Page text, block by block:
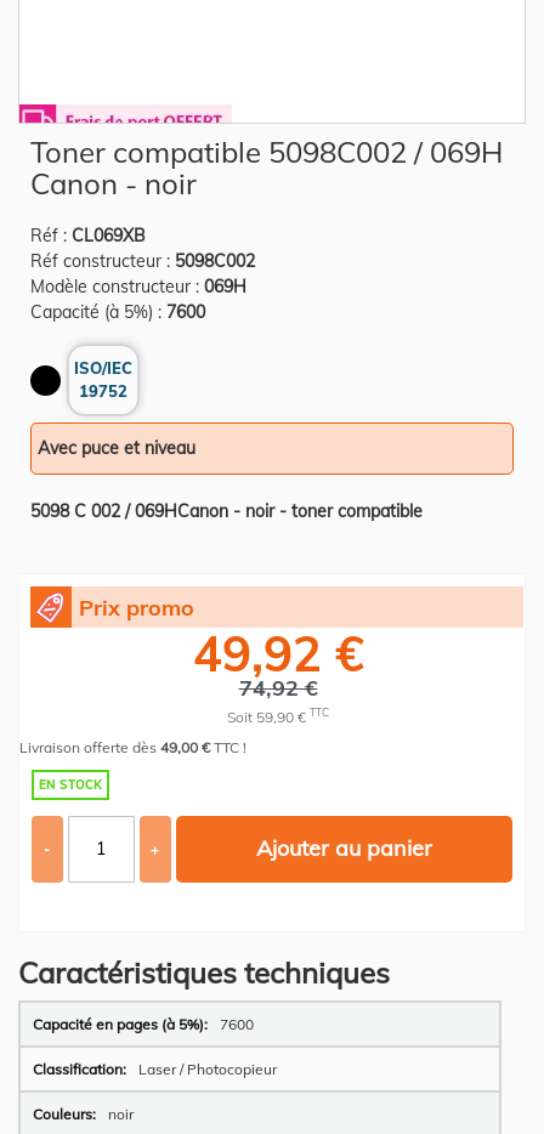
the
beginning
images
gallery
Toner compatible 5098C002 / 069H
Canon - noir
Réf : CL069XB
Réf constructeur : 5098C002
Modèle constructeur : 069H
Capacité (à 5%) : 7600
ISO/IEC
19752
Avec puce et niveau
5098 C 002 / 069HCanon - noir - toner compatible
Prix promo
49,92 €
74,92 €
Soit 59,90 € TTC
Livraison offerte dès 49,00 €TTC !
EN STOCK
- + Ajouter au panier
Caractéristiques techniques
Plus
d’information
7600
Laser / Photocopieur
noir